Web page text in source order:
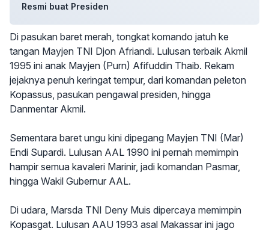
Resmi buat Presiden
Di pasukan baret merah, tongkat komando jatuh ke
tangan Mayjen TNI Djon Afriandi. Lulusan terbaik Akmil
1995 ini anak Mayjen (Purn) Afifuddin Thaib. Rekam
jejaknya penuh keringat tempur, dari komandan peleton
Kopassus, pasukan pengawal presiden, hingga
Danmentar Akmil.
Sementara baret ungu kini dipegang Mayjen TNI (Mar)
Endi Supardi. Lulusan AAL 1990 ini pernah memimpin
hampir semua kavaleri Marinir, jadi komandan Pasmar,
hingga Wakil Gubernur AAL.
Di udara, Marsda TNI Deny Muis dipercaya memimpin
Kopasgat. Lulusan AAU 1993 asal Makassar ini jago